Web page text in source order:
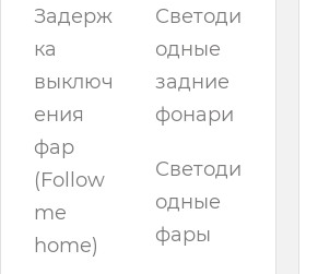
Задерж
ка
выключ
ения
фар
(Follow
me
home)
Светоди
одные
задние
фонари
Светоди
одные
фары